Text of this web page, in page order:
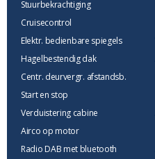
Stuurbekrachtiging
Cruisecontrol
Elektr. bedienbare spiegels
Hagelbestendig dak
Centr. deurvergr. afstandsb.
Start en stop
Verduistering cabine
Airco op motor
Radio DAB met bluetooth